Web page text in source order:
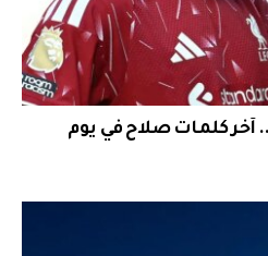
آخر كلمات صلاح في يوم